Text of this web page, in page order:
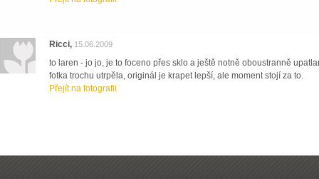
Ricci, 15.06.2009
to laren - jo jo, je to foceno přes sklo a ještě notně oboustranně
fotka trochu utrpěla, originál je krapet lepší, ale moment stojí za to.
Přejít na fotografii